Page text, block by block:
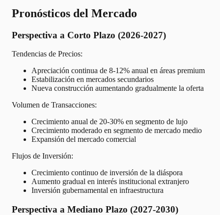
Pronósticos del Mercado
Perspectiva a Corto Plazo (2026-2027)
Tendencias de Precios:
Apreciación continua de 8-12% anual en áreas premium
Estabilización en mercados secundarios
Nueva construcción aumentando gradualmente la oferta
Volumen de Transacciones:
Crecimiento anual de 20-30% en segmento de lujo
Crecimiento moderado en segmento de mercado medio
Expansión del mercado comercial
Flujos de Inversión:
Crecimiento continuo de inversión de la diáspora
Aumento gradual en interés institucional extranjero
Inversión gubernamental en infraestructura
Perspectiva a Mediano Plazo (2027-2030)